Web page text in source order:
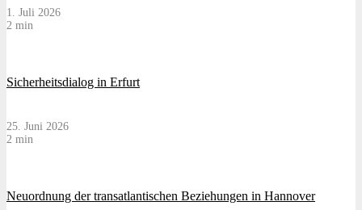
1. Juli 2026
2 min
Sicherheitsdialog in Erfurt
25. Juni 2026
2 min
Neuordnung der transatlantischen Beziehungen in Hannover